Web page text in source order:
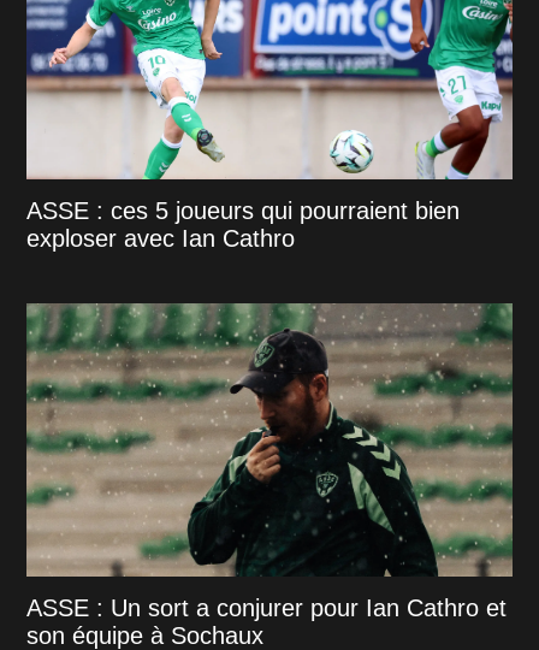
ASSE : ces 5 joueurs qui pourraient bien
exploser avec Ian Cathro
ASSE : Un sort a conjurer pour Ian Cathro et
son équipe à Sochaux